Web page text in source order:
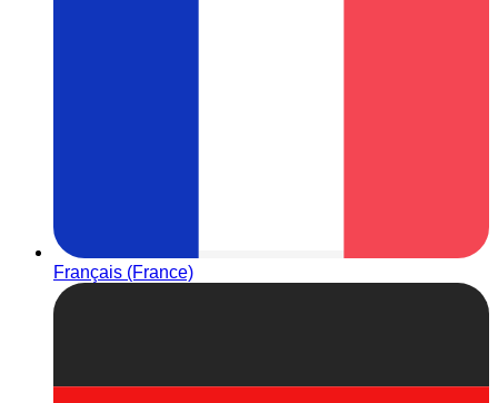
Français (France)